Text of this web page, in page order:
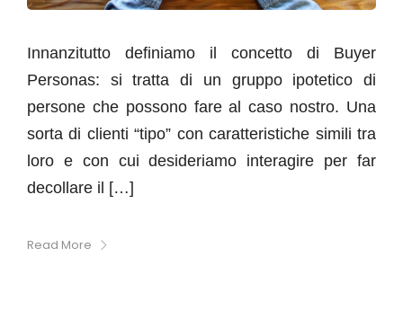
Innanzitutto definiamo il concetto di Buyer
Personas: si tratta di un gruppo ipotetico di
persone che possono fare al caso nostro. Una
sorta di clienti “tipo” con caratteristiche simili tra
loro e con cui desideriamo interagire per far
decollare il […]
Read More